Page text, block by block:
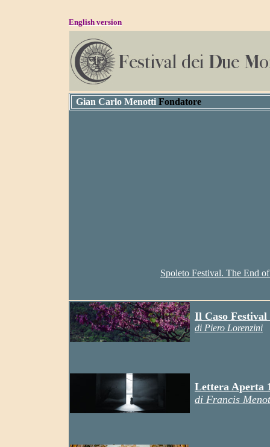
English version
Gian Carlo Menotti Fondatore
Spoleto Festival. The End
Il Caso Festival
di Piero Lorenzini
Lettera Aperta
di Francis